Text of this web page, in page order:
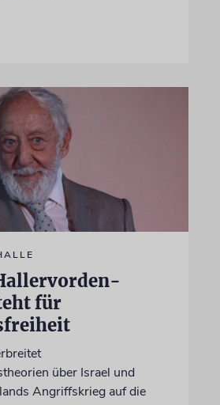
für
über Israel und
Angriffskrieg auf die